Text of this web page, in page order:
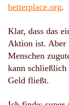
betterplace.org.
Klar, dass das
Aktion ist. Aber
Menschen
kann schließlich
Geld fließt.